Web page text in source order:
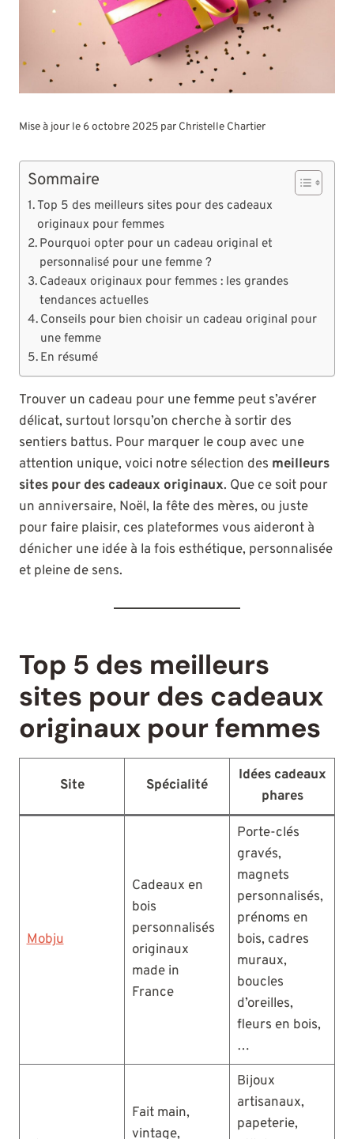
Mise à jour le 6 octobre 2025 par Christelle Chartier
Sommaire
Top 5 des meilleurs sites pour des cadeaux
originaux pour femmes
Pourquoi opter pour un cadeau original et
personnalisé pour une femme ?
Cadeaux originaux pour femmes : les grandes
tendances actuelles
Conseils pour bien choisir un cadeau original pour
une femme
En résumé
Trouver un cadeau pour une femme peut s’avérer
délicat, surtout lorsqu’on cherche à sortir des
sentiers battus. Pour marquer le coup avec une
attention unique, voici notre sélection des meilleurs
sites pour des cadeaux originaux. Que ce soit pour
un anniversaire, Noël, la fête des mères, ou juste
pour faire plaisir, ces plateformes vous aideront à
dénicher une idée à la fois esthétique, personnalisée
et pleine de sens.
Top 5 des meilleurs
sites pour des cadeaux
originaux pour femmes
Site Spécialité
Idées cadeaux
phares
Mobju
Cadeaux en
bois
personnalisés
originaux
made in
France
Porte-clés
gravés,
magnets
personnalisés,
prénoms en
bois, cadres
muraux,
boucles
d’oreilles,
fleurs en bois,
…
Fait main,
vintage,
Bijoux
artisanaux,
papeterie,